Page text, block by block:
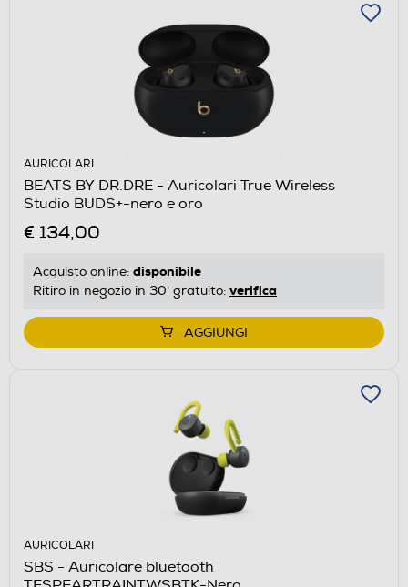
AURICOLARI
BEATS BY DR.DRE - Auricolari True Wireless
Studio BUDS+-nero e oro
€ 134,00
Acquisto online: disponibile
Ritiro in negozio in 30' gratuito: verifica
AGGIUNGI
AURICOLARI
SBS - Auricolare bluetooth